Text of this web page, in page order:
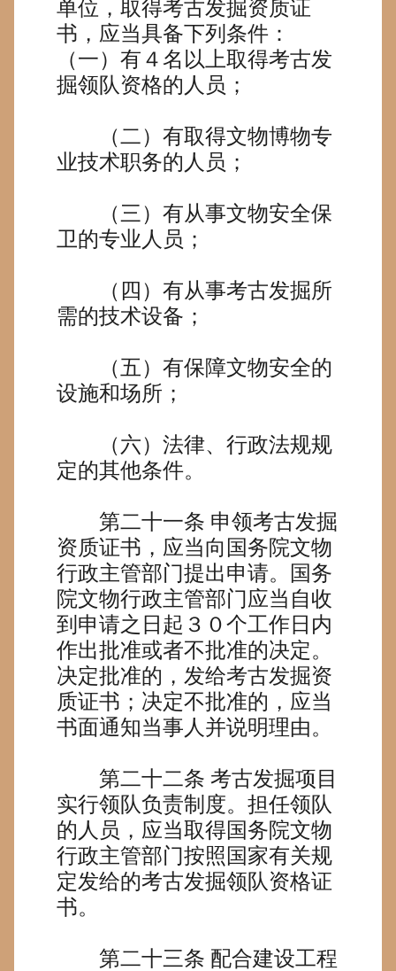
单位，取得考古发掘资质证
书，应当具备下列条件：
（一）有４名以上取得考古发
掘领队资格的人员；
（二）有取得文物博物专
业技术职务的人员；
（三）有从事文物安全保
卫的专业人员；
（四）有从事考古发掘所
需的技术设备；
（五）有保障文物安全的
设施和场所；
（六）法律、行政法规规
定的其他条件。
第二十一条 申领考古发掘
资质证书，应当向国务院文物
行政主管部门提出申请。国务
院文物行政主管部门应当自收
到申请之日起３０个工作日内
作出批准或者不批准的决定。
决定批准的，发给考古发掘资
质证书；决定不批准的，应当
书面通知当事人并说明理由。
第二十二条 考古发掘项目
实行领队负责制度。担任领队
的人员，应当取得国务院文物
行政主管部门按照国家有关规
定发给的考古发掘领队资格证
书。
第二十三条 配合建设工程